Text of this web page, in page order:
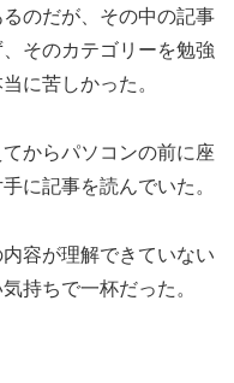
のだが、その中の記事
そのカテゴリーを勉強
に苦しかった。
からパソコンの前に座
に記事を読んでいた。
容が理解できていない
持ちで一杯だった。